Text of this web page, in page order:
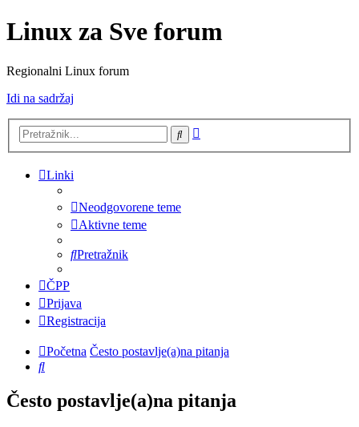
Linux za Sve forum
Regionalni Linux forum
Idi na sadržaj
Pretražnik
Linki
Neodgovorene teme
Aktivne teme
Pretražnik
ČPP
Prijava
Registracija
Početna Često postavlje(a)na pitanja
Pretražnik
Često postavlje(a)na pitanja